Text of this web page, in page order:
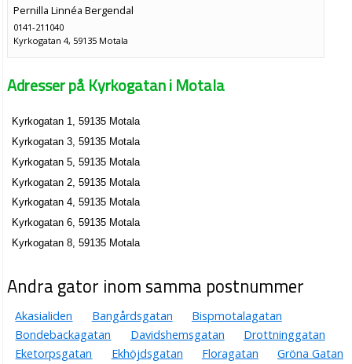
Pernilla Linnéa Bergendal
0141-211040
Kyrkogatan 4, 59135 Motala
0141-211598
Kyrkogatan 6, 59135 Motala
Pizzeria Catania HB
0141-58690
Adresser på Kyrkogatan i Motala
Kyrkogatan 1, 59135 Motala
Kyrkogatan 3, 59135 Motala
Kyrkogatan 5, 59135 Motala
Kyrkogatan 2, 59135 Motala
Kyrkogatan 4, 59135 Motala
Kyrkogatan 6, 59135 Motala
Kyrkogatan 8, 59135 Motala
Andra gator inom samma postnummer
Akasialiden Bangårdsgatan
Bispmotalagatan
Bondebackagatan
Davidshemsgatan
Drottninggatan
Eketorpsgatan
Ekhöjdsgatan Floragatan
Gröna Gatan